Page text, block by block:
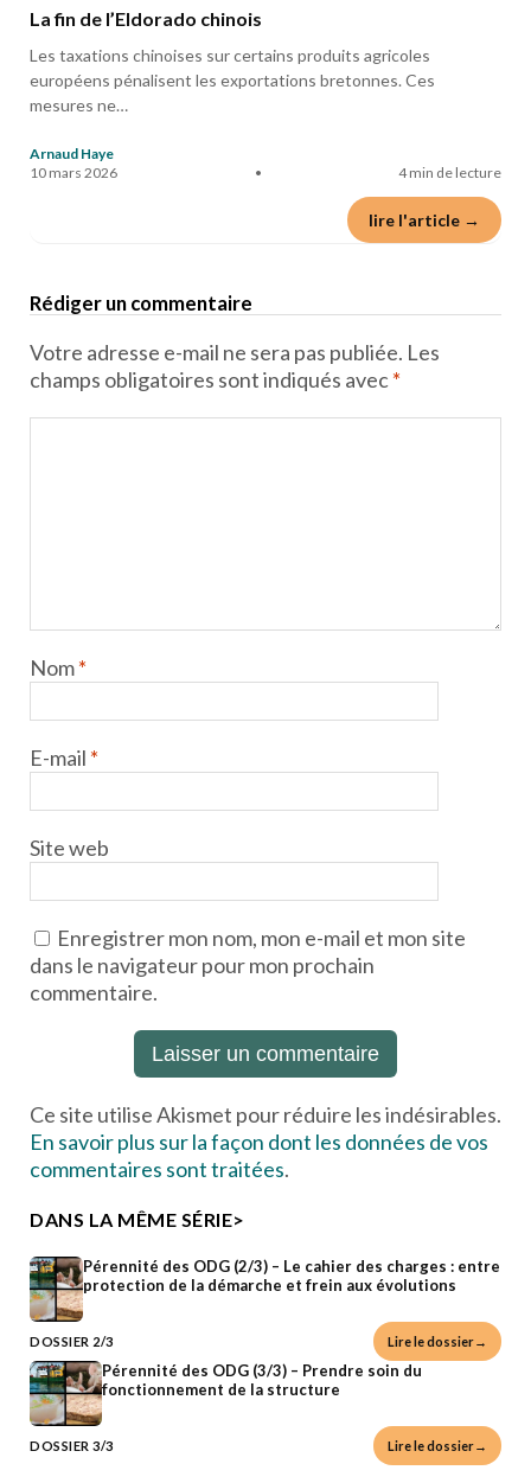
La fin de l’Eldorado chinois
Les taxations chinoises sur certains produits agricoles
européens pénalisent les exportations bretonnes. Ces
mesures ne…
Arnaud Haye
10 mars 2026
• 4 min de lecture
lire l'article →
Rédiger un commentaire
Votre adresse e-mail ne sera pas publiée. Les
champs obligatoires sont indiqués avec*
Nom*
E-mail *
Site web
Enregistrer mon nom, mon e-mail et mon site
dans le navigateur pour mon prochain
commentaire.
Ce site utilise Akismet pour réduire les indésirables.
En savoir plus sur la façon dont les données de vos
commentaires sont traitées.
DANS LA MÊME SÉRIE>
Pérennité des ODG (2/3) – Le cahier des charges : entre
protection de la démarche et frein aux évolutions
DOSSIER 2/3 Lire le dossier→
Pérennité des ODG (3/3) – Prendre soin du
fonctionnement de la structure
DOSSIER 3/3 Lire le dossier→